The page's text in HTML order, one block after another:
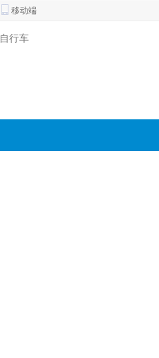
移动端
自行车